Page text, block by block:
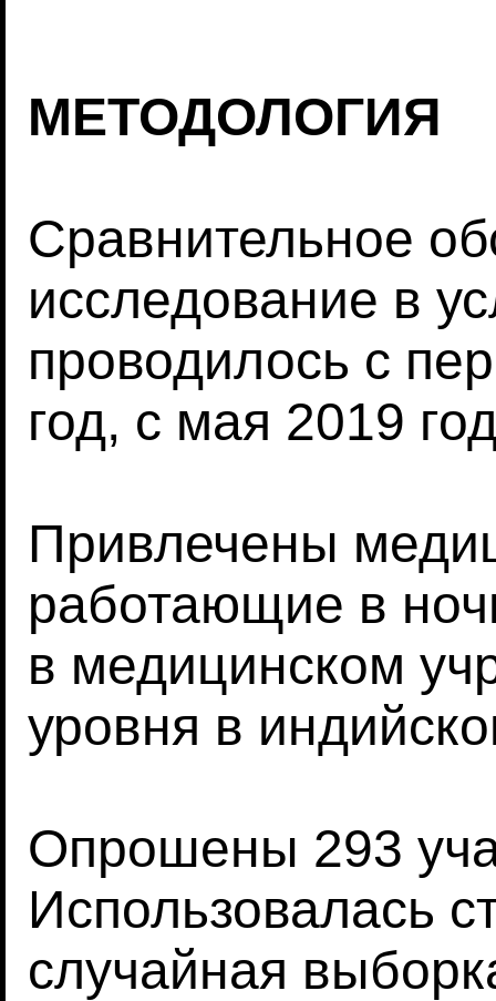
МЕТОДОЛОГИЯ
Сравнительное
исследование в
проводилось с
год, с мая 2019
Привлечены
работающие в
в медицинском
уровня в
Опрошены 293
Использовалась
случайная